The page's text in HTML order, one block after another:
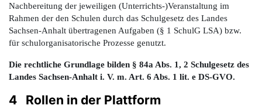
Nachbereitung der jeweiligen (Unterrichts-)Veranstaltung im
Rahmen der den Schulen durch das Schulgesetz des Landes
Sachsen-Anhalt übertragenen Aufgaben (§ 1 SchulG LSA) bzw.
für schulorganisatorische Prozesse genutzt.
Die rechtliche Grundlage bilden § 84a Abs. 1, 2 Schulgesetz des
Landes Sachsen-Anhalt i. V. m. Art. 6 Abs. 1 lit. e DS-GVO.
4 Rollen in der Plattform